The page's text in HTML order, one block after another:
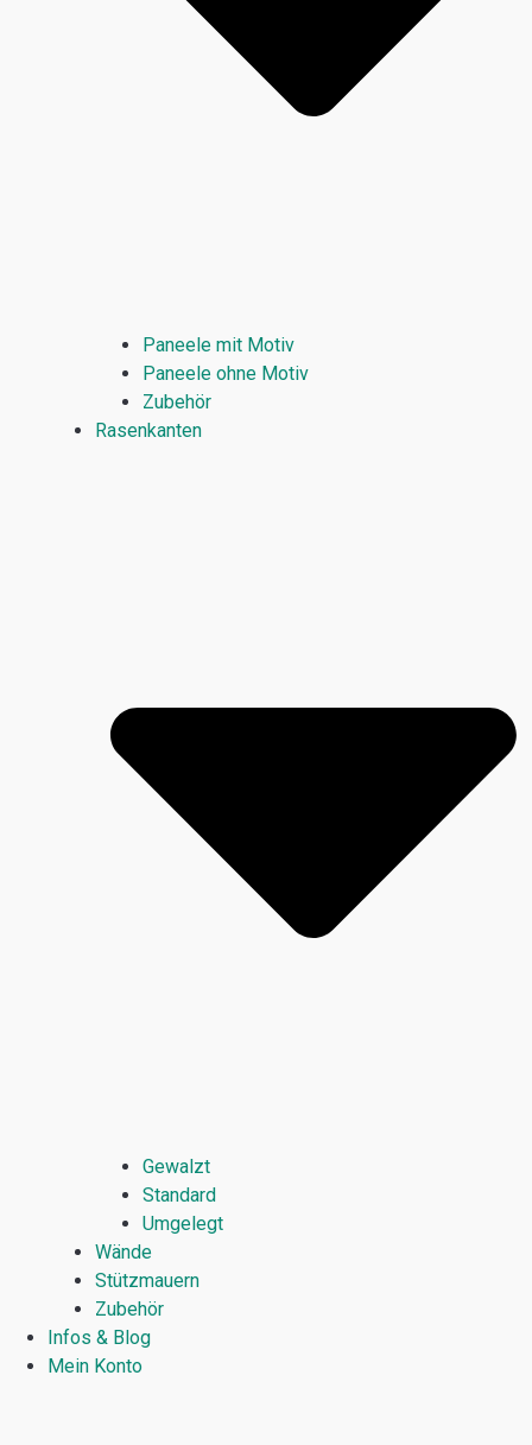
Paneele mit Motiv
Paneele ohne Motiv
Zubehör
Rasenkanten
Gewalzt
Standard
Umgelegt
Wände
Stützmauern
Zubehör
Infos & Blog
Mein Konto